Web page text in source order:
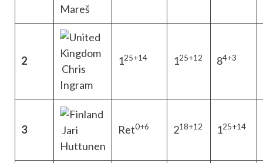
Mareš
2
Chris
Ingram
125+14 125+12 84+3
3
Jari
Huttunen
Ret0+6 218+12 125+14